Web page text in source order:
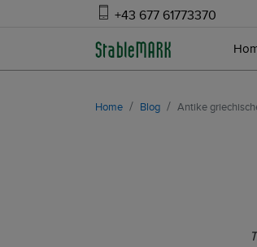
+43 677 61773370
Home Blog Antike